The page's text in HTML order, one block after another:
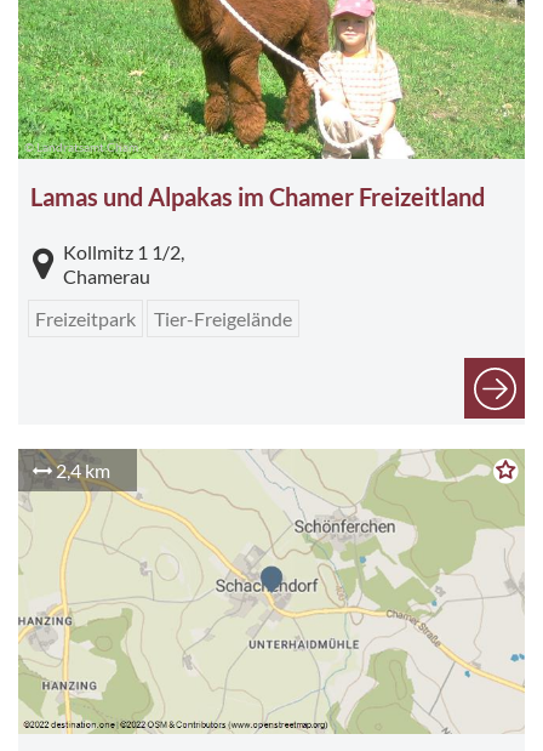
© Landratsamt Cham
Lamas und Alpakas im Chamer Freizeitland
Kollmitz 1 1/2,
Chamerau
Freizeitpark
Tier-Freigelände
2,4 km